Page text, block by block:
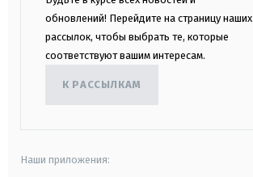
обновлений! Перейдите на страницу наших
рассылок, чтобы выбрать те, которые
соответствуют вашим интересам.
К РАССЫЛКАМ
Наши приложения: